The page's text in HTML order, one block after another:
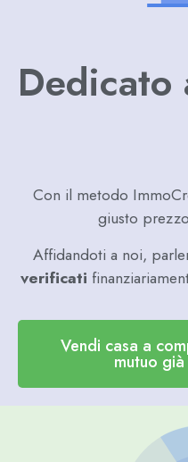
Dedicato
Con il metodo
giusto
Affidandoti a noi,
verificati
Vendi casa a
mutuo